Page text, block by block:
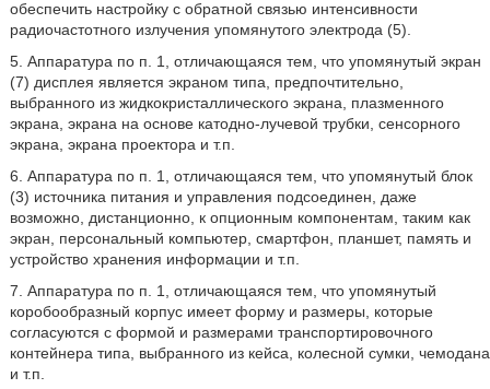
обеспечить настройку с обратной связью интенсивности
радиочастотного излучения упомянутого электрода (5).
5. Аппаратура по п. 1, отличающаяся тем, что упомянутый экран
(7) дисплея является экраном типа, предпочтительно,
выбранного из жидкокристаллического экрана, плазменного
экрана, экрана на основе катодно-лучевой трубки, сенсорного
экрана, экрана проектора и т.п.
6. Аппаратура по п. 1, отличающаяся тем, что упомянутый блок
(3) источника питания и управления подсоединен, даже
возможно, дистанционно, к опционным компонентам, таким как
экран, персональный компьютер, смартфон, планшет, память и
устройство хранения информации и т.п.
7. Аппаратура по п. 1, отличающаяся тем, что упомянутый
коробообразный корпус имеет форму и размеры, которые
согласуются с формой и размерами транспортировочного
контейнера типа, выбранного из кейса, колесной сумки, чемодана
и т.п.